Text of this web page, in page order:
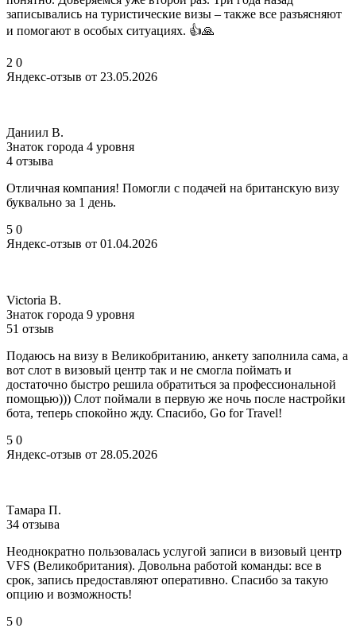
записывались на туристические визы – также все разъясняют
и помогают в особых ситуациях. 👍🙏
2 0
Яндекс-отзыв от 23.05.2026
Даниил В.
Знаток города 4 уровня
4 отзыва
Отличная компания! Помогли с подачей на британскую визу
буквально за 1 день.
5 0
Яндекс-отзыв от 01.04.2026
Victoria B.
Знаток города 9 уровня
51 отзыв
Подаюсь на визу в Великобританию, анкету заполнила сама, а
вот слот в визовый центр так и не смогла поймать и
достаточно быстро решила обратиться за профессиональной
помощью))) Слот поймали в первую же ночь после настройки
бота, теперь спокойно жду. Спасибо, Go for Travel!
5 0
Яндекс-отзыв от 28.05.2026
Тамара П.
34 отзыва
Неоднократно пользовалась услугой записи в визовый центр
VFS (Великобритания). Довольна работой команды: все в
срок, запись предоставляют оперативно. Спасибо за такую
опцию и возможность!
5 0